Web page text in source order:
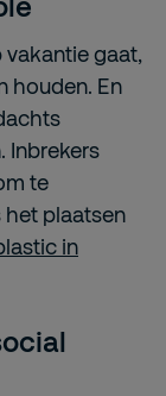
vakantie gaat,
houden. En
Inbrekers
te
het plaatsen
in